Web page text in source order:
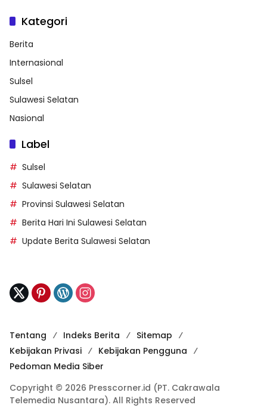
Kategori
Berita
Internasional
Sulsel
Sulawesi Selatan
Nasional
Label
Sulsel
Sulawesi Selatan
Provinsi Sulawesi Selatan
Berita Hari Ini Sulawesi Selatan
Update Berita Sulawesi Selatan
Tentang Indeks Berita
Sitemap
Kebijakan Privasi
Kebijakan Pengguna
Pedoman Media Siber
Copyright © 2026 Presscorner.id (PT. Cakrawala
Telemedia Nusantara). All Rights Reserved